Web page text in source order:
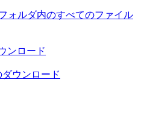
ォルダ内のすべてのファイル
ンロード
ウンロード